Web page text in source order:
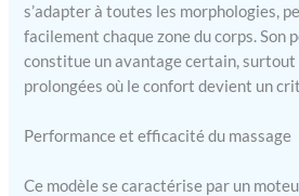
raideurs
réduit
forme pas
s’adapter à toutes les morphologies,
facilement chaque zone du corps. Son
constitue un avantage certain, surtout
prolongées où le confort devient un
Performance et efficacité du massage
Ce modèle se caractérise par un